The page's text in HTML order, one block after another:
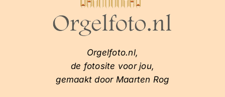
Orgelfoto.nl,
de fotosite voor jou,
gemaakt door Maarten Rog